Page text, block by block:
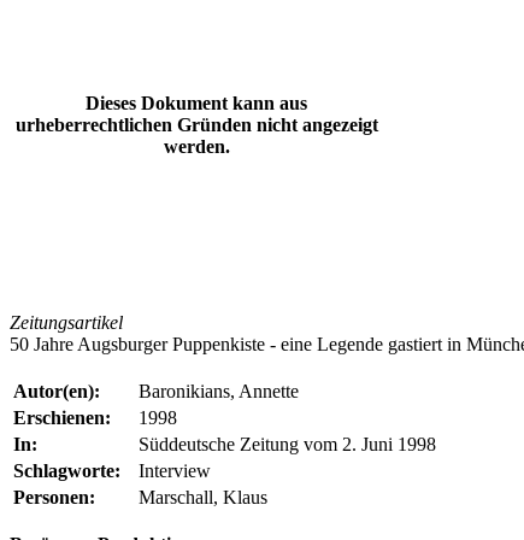
Dieses Dokument kann aus
urheberrechtlichen Gründen nicht angezeigt
werden.
Zeitungsartikel
50 Jahre Augsburger Puppenkiste - eine Legende gastiert in
Autor(en):
Baronikians, Annette
Erschienen:
1998
In:
Süddeutsche Zeitung vom 2. Juni 1998
Schlagworte:
Interview
Personen:
Marschall, Klaus